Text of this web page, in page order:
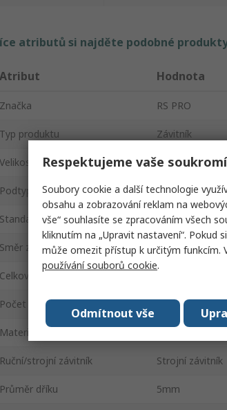
atributů si najděte podobné
Atribut Hodnota
Značka RS PRO
Typ produktu Závitník
Velikost závitu M5
Podtyp Spirálový hrot
Standard závitu Metrické
Směr závitu Pravý
Celková délka
Počet kusů
Materiál
Ruční/strojní závitník Strojní závitník
Průměr dříku 5mm
Respektujeme vaše soukromí
Soubory cookie a další technologie
obsahu a zobrazování reklam na
vše“ souhlasíte se zpracováním všech
kliknutím na „Upravit nastavení“. Pokud
může omezit přístup k určitým funkcím.
používání souborů cookie.
Odmítnout vše